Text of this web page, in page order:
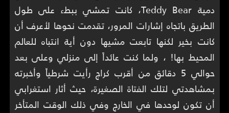
دمية Teddy Bear، كانت تمشي ببطء على طول
الطريق باتجاه إشارات المرور، تقدمت نحوها لأعرف أن
كانت بخير لكنها تابعت مشيها دون أية انتباه للعالم
المحيط بها! ، ولما كنت عائداً إلى منزلي وعلى بعد
حوالي 5 دقائق من أقرب كراج رأيت شرطياً وأخبرته
بمشاهدتي لتلك الفتاة الصغيرة، حيث أثار استغرابي
أن تكون لوحدها في الخارج وفي ذلك الوقت المتأخر